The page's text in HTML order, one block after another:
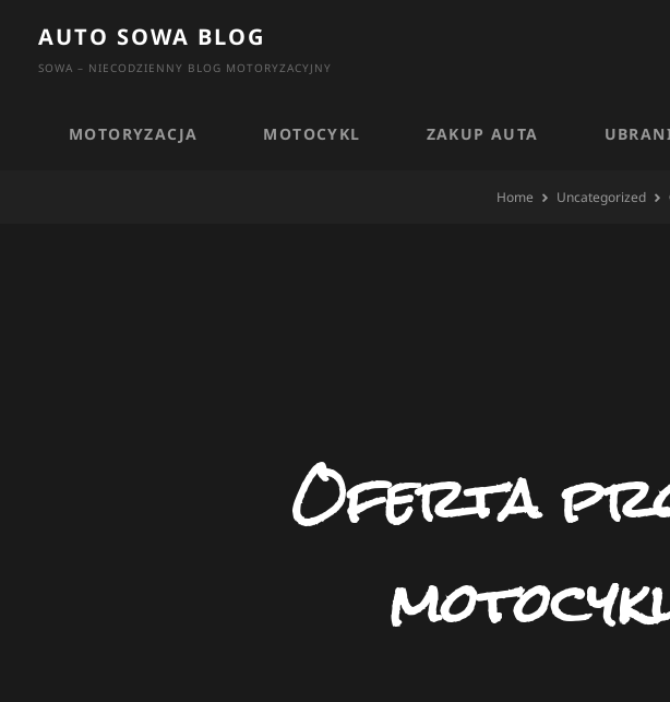
content
AUTO SOWA BLOG
SOWA – NIECODZIENNY BLOG MOTORYZACYJNY
MOTORYZACJA MOTOCYKL ZAKUP AUTA
Home Uncategorized
Oferta